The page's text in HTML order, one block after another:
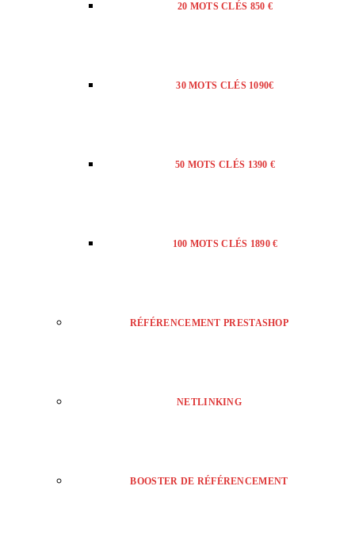
20 MOTS CLÉS 850 €
30 MOTS CLÉS 1090€
50 MOTS CLÉS 1390 €
100 MOTS CLÉS 1890 €
RÉFÉRENCEMENT PRESTASHOP
NETLINKING
BOOSTER DE RÉFÉRENCEMENT